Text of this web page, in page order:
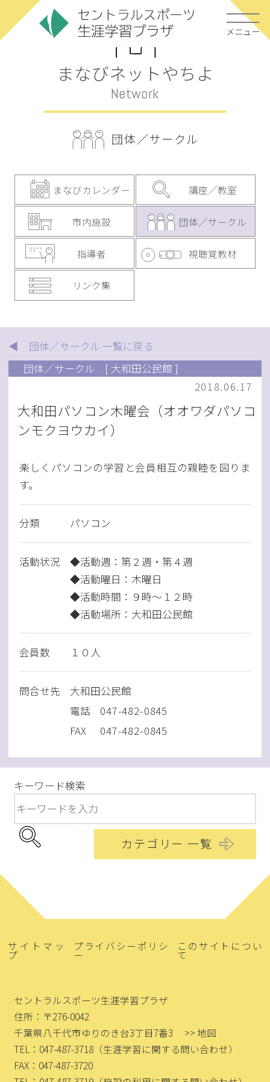
メニュー
まなびネットやちよ
Network
団体／サークル
まなびカレンダー 講座／教室
市内施設 団体／サークル
指導者 視聴覚教材
リンク集
◀ 団体／サークル 一覧に戻る
団体／サークル
[ 大和田公民館 ]
2018.06.17
大和田パソコン木曜会（オオワダパソコ
ンモクヨウカイ）
楽しくパソコンの学習と会員相互の親睦を図りま
す。
分類 パソコン
活動状況
◆活動週：第２週・第４週
◆活動曜日：木曜日
◆活動時間：９時～１２時
◆活動場所：大和田公民館
会員数 １０人
問合せ先
大和田公民館
電話
047-482-0845
FAX
047-482-0845
キーワード検索
カテゴリー 一覧
サイトマッ
プ
プライバシーポリシ
ー
このサイトについ
て
セントラルスポーツ生涯学習プラザ
住所：〒276-0042
千葉県八千代市ゆりのき台3丁目7番3
>> 地図
TEL：047-487-3718 （生涯学習に関する問い合わせ）
FAX：047-487-3720